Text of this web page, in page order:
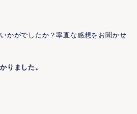
かがでしたか？率直な感想をお聞かせ
りました。